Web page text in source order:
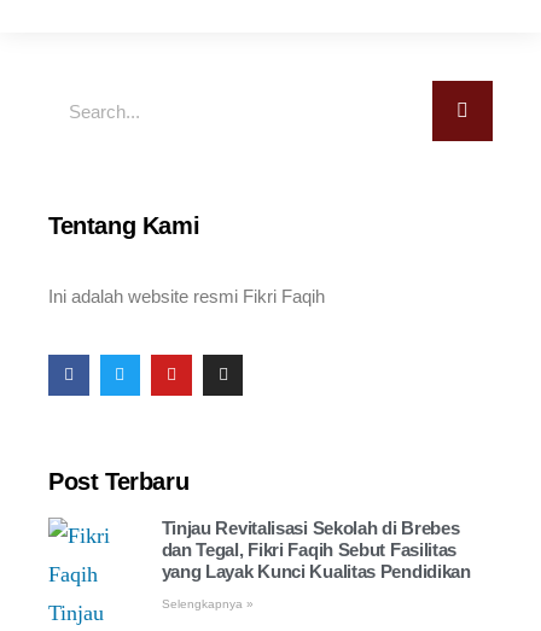
Tentang Kami
Ini adalah website resmi Fikri Faqih
Post Terbaru
Tinjau Revitalisasi Sekolah di Brebes
dan Tegal, Fikri Faqih Sebut Fasilitas
yang Layak Kunci Kualitas Pendidikan
Selengkapnya »